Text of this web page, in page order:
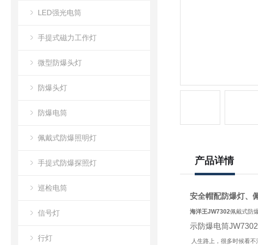
LED强光电筒
手提式磁力工作灯
微型防爆头灯
防爆头灯
防爆电筒
佩戴式防爆照明灯
手提式防爆探照灯
巡检电筒
信号灯
行灯
产品详情
安全帽配防爆灯、
海洋王JW7302佩戴式防
示防爆电筒
人生路上，很多时候看